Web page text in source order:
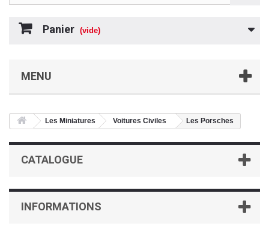
Panier (vide)
MENU
Les Miniatures Voitures Civiles Les Porsches
CATALOGUE
INFORMATIONS